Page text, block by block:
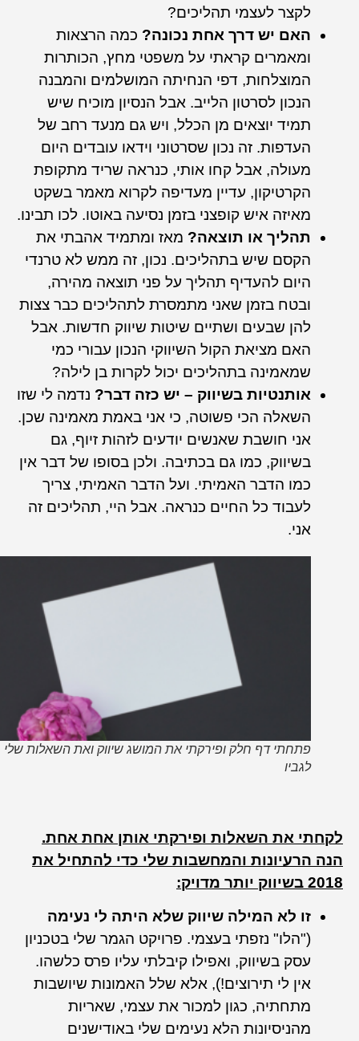
לקצר לעצמי תהליכים?
האם יש דרך אחת נכונה?כמה הרצאות
ומאמרים קראתי על משפטי מחץ, הכותרות
המוצלחות, דפי הנחיתה המושלמים והמבנה
הנכון לסרטון הלייב. אבל הנסיון מוכיח שיש
תמיד יוצאים מן הכלל, ויש גם מנעד רחב של
העדפות. זה נכון שסרטוני וידאו עובדים היום
מעולה, אבל קחו אותי, כנראה שריד מתקופת
הקרטיקון, עדיין מעדיפה לקרוא מאמר בשקט
מאיזה איש קופצני בזמן נסיעה באוטו. לכו תבינו.
תהליך או תוצאה?מאז ומתמיד אהבתי את
הקסם שיש בתהליכים. נכון, זה ממש לא טרנדי
היום להעדיף תהליך על פני תוצאה מהירה,
ובטח בזמן שאני מתמסרת לתהליכים כבר צצות
להן שבעים ושתיים שיטות שיווק חדשות. אבל
האם מציאת הקול השיווקי הנכון עבורי כמי
שמאמינה בתהליכים יכול לקרות בן לילה?
אותנטיות בשיווק – יש כזה דבר?נדמה לי שזו
השאלה הכי פשוטה, כי אני באמת מאמינה שכן.
אני חושבת שאנשים יודעים לזהות זיוף, גם
בשיווק, כמו גם בכתיבה. ולכן בסופו של דבר אין
כמו הדבר האמיתי. ועל הדבר האמיתי, צריך
לעבוד כל החיים כנראה. אבל היי, תהליכים זה
אני.
פתחתי דף חלק ופירקתי את המושג שיווק ואת השאלות שלי
לגביו
לקחתי את השאלות ופירקתי אותן אחת אחת.
הנה הרעיונות והמחשבות שלי כדי להתחיל את
2018 בשיווק יותר מדויק:
זו לא המילה שיווק שלא היתה לי נעימה
("הלו" נזפתי בעצמי. פרויקט הגמר שלי בטכניון
עסק בשיווק, ואפילו קיבלתי עליו פרס כלשהו.
אין לי תירוצים!), אלא שלל האמונות שיושבות
מתחתיה, כגון למכור את עצמי, שאריות
מהניסיונות הלא נעימים שלי באודישנים